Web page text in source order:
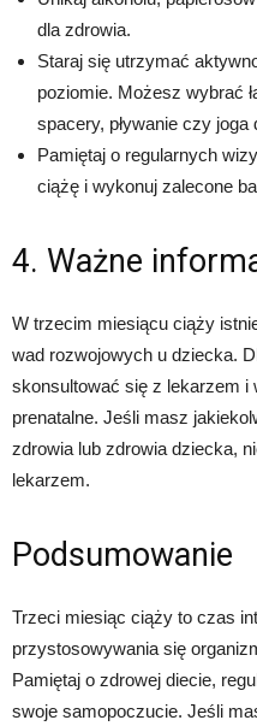
dla zdrowia.
Staraj się utrzymać
poziomie. Możesz wybrać
spacery, pływanie czy joga
Pamiętaj o regularnych
ciążę i wykonuj zalecone
4. Ważne
W trzecim miesiącu ciąży
wad rozwojowych u dziecka.
skonsultować się z lekarzem i
prenatalne. Jeśli masz
zdrowia lub zdrowia dziecka,
lekarzem.
Podsumowanie
Trzeci miesiąc ciąży to czas
przystosowywania się
Pamiętaj o zdrowej diecie,
swoje samopoczucie. Jeśli